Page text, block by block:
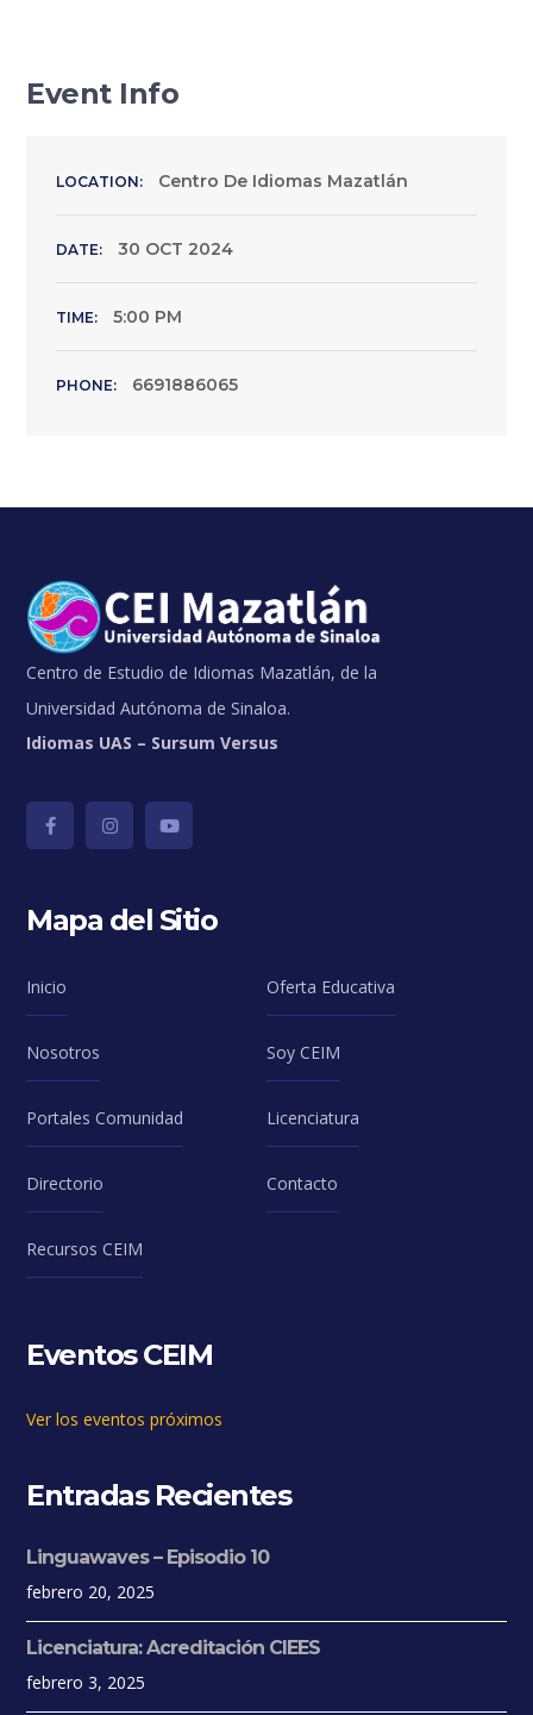
Event Info
LOCATION: Centro De Idiomas Mazatlán
DATE: 30 OCT 2024
TIME: 5:00 PM
PHONE: 6691886065
Centro de Estudio de Idiomas Mazatlán, de la
Universidad Autónoma de Sinaloa.
Idiomas UAS – Sursum Versus
Mapa del Sitio
Inicio Oferta Educativa
Nosotros Soy CEIM
Portales Comunidad Licenciatura
Directorio Contacto
Recursos CEIM
Eventos CEIM
Ver los eventos próximos
Entradas Recientes
Linguawaves – Episodio 10
febrero 20, 2025
Licenciatura: Acreditación CIEES
febrero 3, 2025